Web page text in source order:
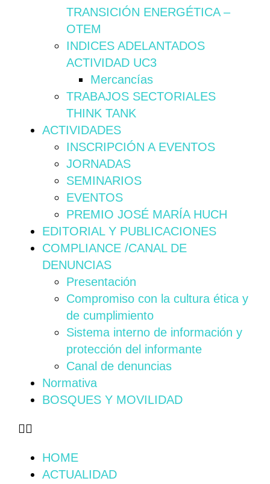
TRANSICIÓN ENERGÉTICA –
OTEM
INDICES ADELANTADOS
ACTIVIDAD UC3
Mercancías
TRABAJOS SECTORIALES
THINK TANK
ACTIVIDADES
INSCRIPCIÓN A EVENTOS
JORNADAS
SEMINARIOS
EVENTOS
PREMIO JOSÉ MARÍA HUCH
EDITORIAL Y PUBLICACIONES
COMPLIANCE /CANAL DE
DENUNCIAS
Presentación
Compromiso con la cultura ética y
de cumplimiento
Sistema interno de información y
protección del informante
Canal de denuncias
Normativa
BOSQUES Y MOVILIDAD
HOME
ACTUALIDAD